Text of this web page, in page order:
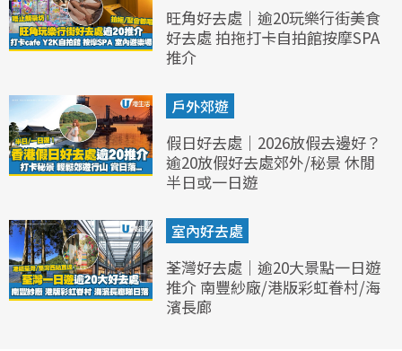
旺角好去處｜逾20玩樂行街美食
好去處 拍拖打卡自拍館按摩SPA
推介
戶外郊遊
假日好去處｜2026放假去邊好？
逾20放假好去處郊外/秘景 休閒
半日或一日遊
室內好去處
荃灣好去處｜逾20大景點一日遊
推介 南豐紗廠/港版彩虹眷村/海
濱長廊